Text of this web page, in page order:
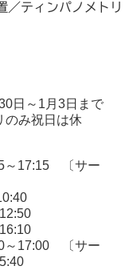
／ティンパノメトリ
日～1月3日まで
のみ祝日は休
～17:15 〔サー
～17:00 〔サー